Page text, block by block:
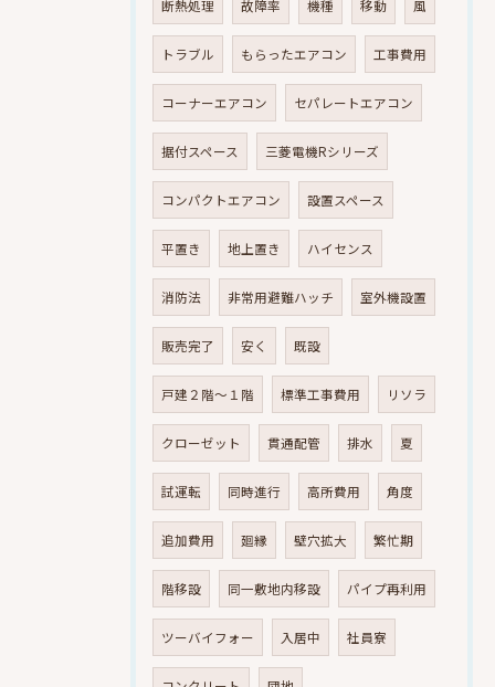
断熱処理 故障率 機種 移動 風
トラブル もらったエアコン 工事費用
コーナーエアコン セパレートエアコン
据付スペース 三菱電機Rシリーズ
コンパクトエアコン 設置スペース
平置き 地上置き ハイセンス
消防法 非常用避難ハッチ 室外機設置
販売完了 安く 既設
戸建２階～１階 標準工事費用 リソラ
クローゼット 貫通配管 排水 夏
試運転 同時進行 高所費用 角度
追加費用 廻縁 壁穴拡大 繁忙期
階移設 同一敷地内移設 パイプ再利用
ツーバイフォー 入居中 社員寮